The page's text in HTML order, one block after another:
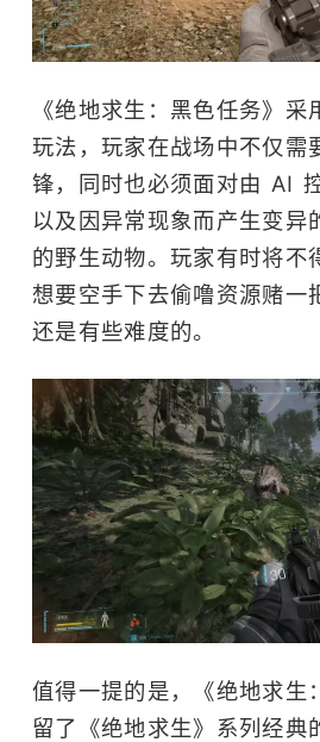
《绝地求生：黑色任务》
玩法，玩家在战场中不仅需
锋，同时也必须面对由 AI
以及因异常现象而产生变异
的野生动物。玩家有时将不
想要空手下去偷噜资源赌一
还是有些难度的。
值得一提的是，《绝地求生
留了《绝地求生》系列经典